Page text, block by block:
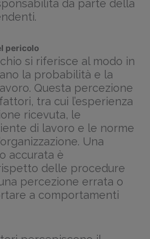
da parte della
pericolo
si riferisce al modo in
la probabilità e la
Questa percezione
tra cui l’esperienza
ricevuta, le
di lavoro e le norme
Una
accurata è
delle procedure
percezione errata o
a comportamenti